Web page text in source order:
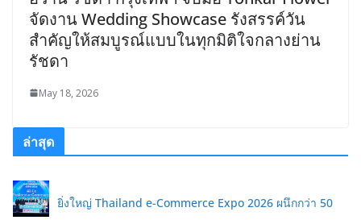
จัดงาน Wedding Showcase รังสรรค์วัน
สำคัญให้สมบูรณ์แบบในทุกมิติใจกลางย่าน
รัชดา
May 18, 2026
ล่าสุด
ยิ่งใหญ่ Thailand e-Commerce Expo 2026 ผนึกกว่า 50